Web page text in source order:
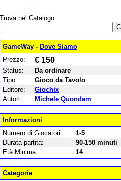
Trova nel Catalogo:
GameWay - Dove Siamo
Prezzo:
€ 150
Status:
Da ordinare
Tipo:
Gioco da Tavolo
Editore:
Giochix
Autori:
Michele Quondam
Informazioni
Numero di Giocatori:
1-5
Durata partita:
90-150 minuti
Età Minima:
14
Categorie